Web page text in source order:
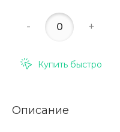
- +
Купить быстро
Описание